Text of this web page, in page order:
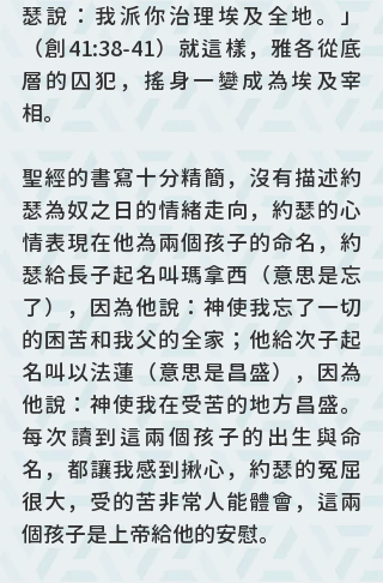
瑟說：我派你治理埃及全地。」
（創41:38-41）就這樣，雅各從底
層的囚犯，搖身一變成為埃及宰
相。
聖經的書寫十分精簡，沒有描述約
瑟為奴之日的情緒走向，約瑟的心
情表現在他為兩個孩子的命名，約
瑟給長子起名叫瑪拿西（意思是忘
了），因為他說：神使我忘了一切
的困苦和我父的全家；他給次子起
名叫以法蓮（意思是昌盛），因為
他說：神使我在受苦的地方昌盛。
每次讀到這兩個孩子的出生與命
名，都讓我感到揪心，約瑟的冤屈
很大，受的苦非常人能體會，這兩
個孩子是上帝給他的安慰。